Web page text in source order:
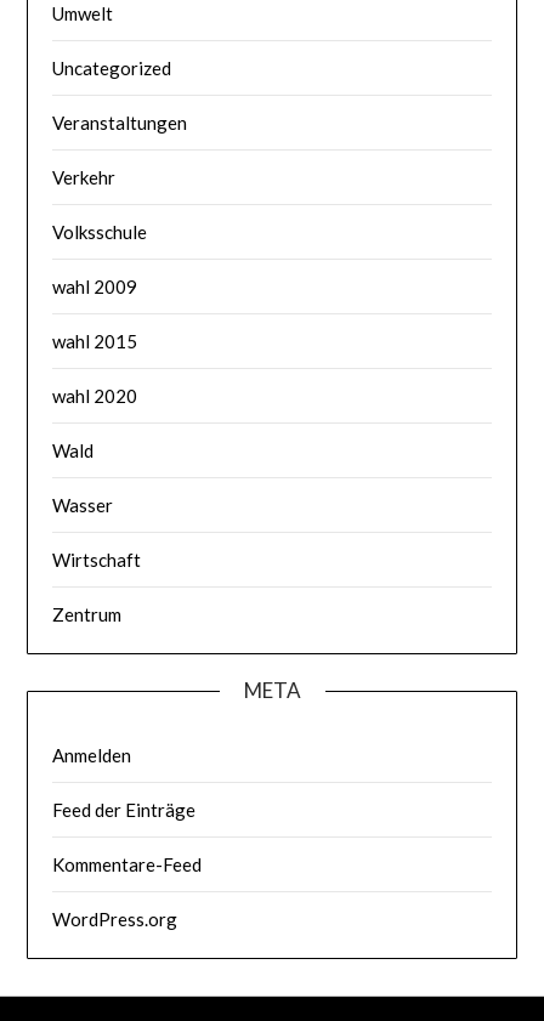
Umwelt
Uncategorized
Veranstaltungen
Verkehr
Volksschule
wahl 2009
wahl 2015
wahl 2020
Wald
Wasser
Wirtschaft
Zentrum
META
Anmelden
Feed der Einträge
Kommentare-Feed
WordPress.org